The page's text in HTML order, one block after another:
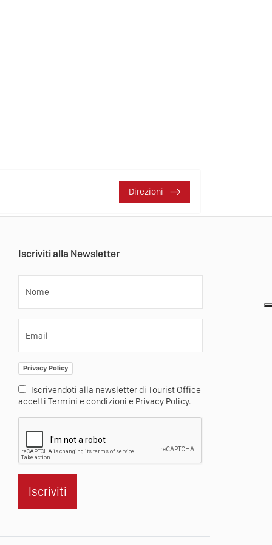
Direzioni
Iscriviti alla Newsletter
Nome
Email
Privacy Policy
Iscrivendoti alla newsletter di Tourist Office
accetti Termini e condizioni e Privacy Policy.
Iscriviti